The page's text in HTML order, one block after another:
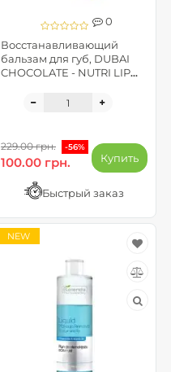
0
Восстанавливающий
бальзам для губ, DUBAI
CHOCOLATE - NUTRI LIP
229.00 грн. -56%
100.00 грн. Купить
Быстрый заказ
NEW